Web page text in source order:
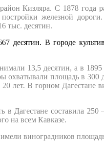
Кизляра. С 1878 года
железной
тыс. десятин.
десятин. В городе
13,5 десятин, а в
охватывали площадь в 300
20 лет. В горном
в Дагестане составила
на всем Кавказе.
виноградников